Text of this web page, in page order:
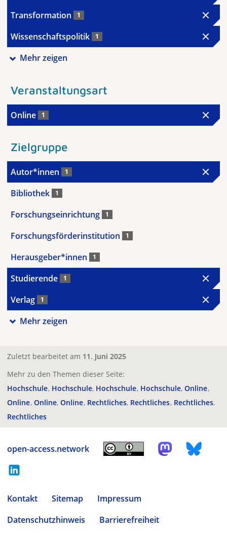
Transformation 1
Wissenschaftspolitik 1
Mehr zeigen
Veranstaltungsart
Online 1
Zielgruppe
Autor*innen 1
Bibliothek 1
Forschungseinrichtung 1
Forschungsförderinstitution 1
Herausgeber*innen 1
Studierende 1
Verlag 1
Mehr zeigen
Zuletzt bearbeitet am 11. Juni 2025
Mehr zu den Themen dieser Seite:
Hochschule Hochschule Hochschule Hochschule Online
Online Online Online Rechtliches Rechtliches Rechtliches
Rechtliches
open-access.network
Kontakt Sitemap
Impressum
Datenschutzhinweis
Barrierefreiheit